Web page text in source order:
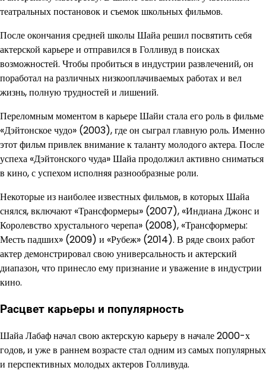
театральных постановок и съемок школьных фильмов.
После окончания средней школы Шайа решил посвятить себя
актерской карьере и отправился в Голливуд в поисках
возможностей. Чтобы пробиться в индустрии развлечений, он
поработал на различных низкооплачиваемых работах и вел
жизнь, полную трудностей и лишений.
Переломным моментом в карьере Шайи стала его роль в фильме
«Дэйтонское чудо» (2003), где он сыграл главную роль. Именно
этот фильм привлек внимание к таланту молодого актера. После
успеха «Дэйтонского чуда» Шайа продолжил активно сниматься
в кино, с успехом исполняя разнообразные роли.
Некоторые из наиболее известных фильмов, в которых Шайа
снялся, включают «Трансформеры» (2007), «Индиана Джонс и
Королевство хрустального черепа» (2008), «Трансформеры:
Месть падших» (2009) и «Рубеж» (2014). В ряде своих работ
актер демонстрировал свою универсальность и актерский
диапазон, что принесло ему признание и уважение в индустрии
кино.
Расцвет карьеры и популярность
Шайа Лабаф начал свою актерскую карьеру в начале 2000-х
годов, и уже в раннем возрасте стал одним из самых популярных
и перспективных молодых актеров Голливуда.